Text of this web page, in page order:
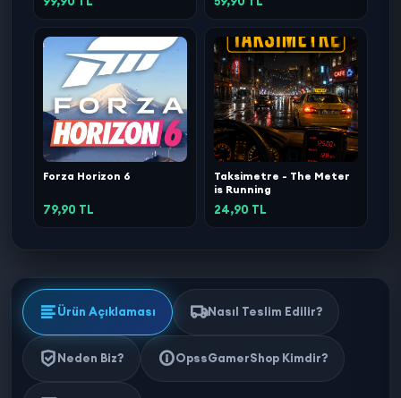
Forza Horizon 6
79,90 TL
Taksimetre - The Meter
is Running
24,90 TL
Ürün Açıklaması Nasıl Teslim Edilir?
Neden Biz? OpssGamerShop Kimdir?